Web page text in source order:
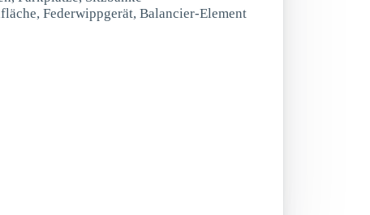
Federwippgerät, Balancier-Element